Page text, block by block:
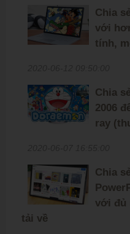
Chia
với
tính,
Chia
2006
ray
Chia
với đủ
tải về